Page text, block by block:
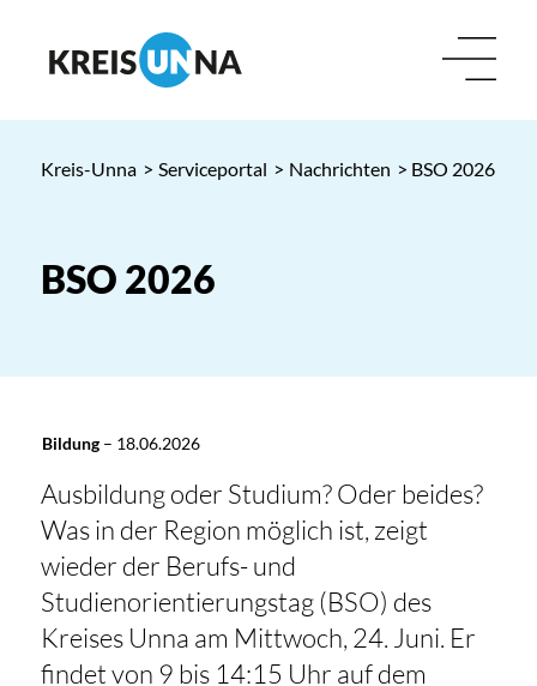
Kreis-Unna > Serviceportal > Nachrichten > BSO 2026
BSO 2026
Bildung– 18.06.2026
Ausbildung oder Studium? Oder beides?
Was in der Region möglich ist, zeigt
wieder der Berufs- und
Studienorientierungstag (BSO) des
Kreises Unna am Mittwoch, 24. Juni. Er
findet von 9 bis 14:15 Uhr auf dem